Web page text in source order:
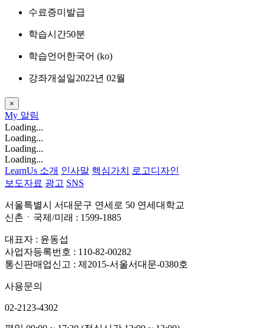
수료증미발급
학습시간50분
학습언어 한국어 ‎(ko)‎
강좌개설일2022년 02월
×
My 알림
Loading...
Loading...
Loading...
Loading...
LearnUs 소개 인사말 핵심가치
로고디자인
보도자료 광고 SNS
서울특별시 서대문구 연세로 50 연세대학교
신촌ㆍ국제/미래 : 1599-1885
대표자 : 윤동섭
사업자등록번호 : 110-82-00282
통신판매업신고 : 제2015-서울서대문-0380호
사용문의
02-2123-4302